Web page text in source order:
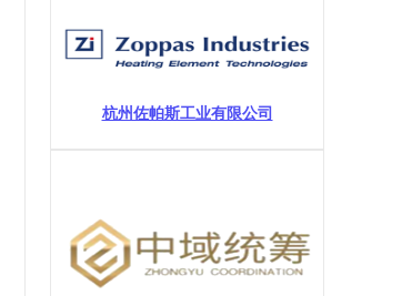
杭州佐帕斯工业有限公司